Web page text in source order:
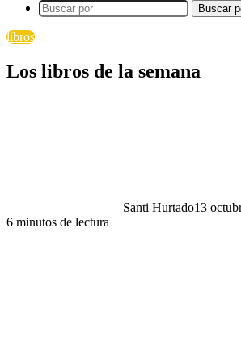
Buscar
libros
Los libros de la semana
Santi Hurtado13
6 minutos de lectura